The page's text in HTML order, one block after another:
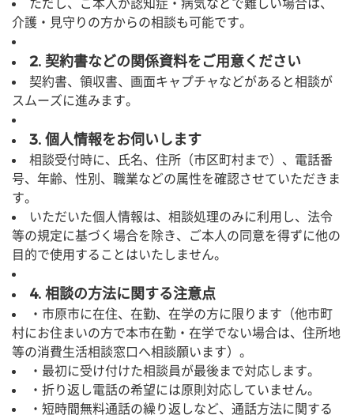
ただし、ご本人が認知症・病気などで難しい場合は、
介護・見守りの方からの相談も可能です。
2. 契約書などの関係資料をご用意ください
契約書、領収書、画面キャプチャなどがあると相談が
スムーズに進みます。
3. 個人情報をお伺いします
相談受付時に、氏名、住所（市区町村まで）、電話番
号、年齢、性別、職業などの属性を確認させていただきま
す。
いただいた個人情報は、相談処理のみに利用し、法令
等の規定に基づく場合を除き、ご本人の同意を得ずに他の
目的で使用することはいたしません。
4. 相談の方法に関する注意点
・市原市に在住、在勤、在学の方に限ります （他市町
村にお住まいの方で本市在勤・在学でない場合は、住所地
等の消費生活相談窓口へ相談願います）。
・最初に受け付けた相談員が最後まで対応します。
・折り返し電話の希望には原則対応していません。
・短時間無料通話の繰り返しなど、通話方法に関する